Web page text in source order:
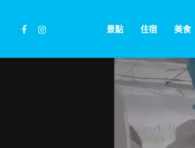
景點 住宿 美食
facebookinstagram